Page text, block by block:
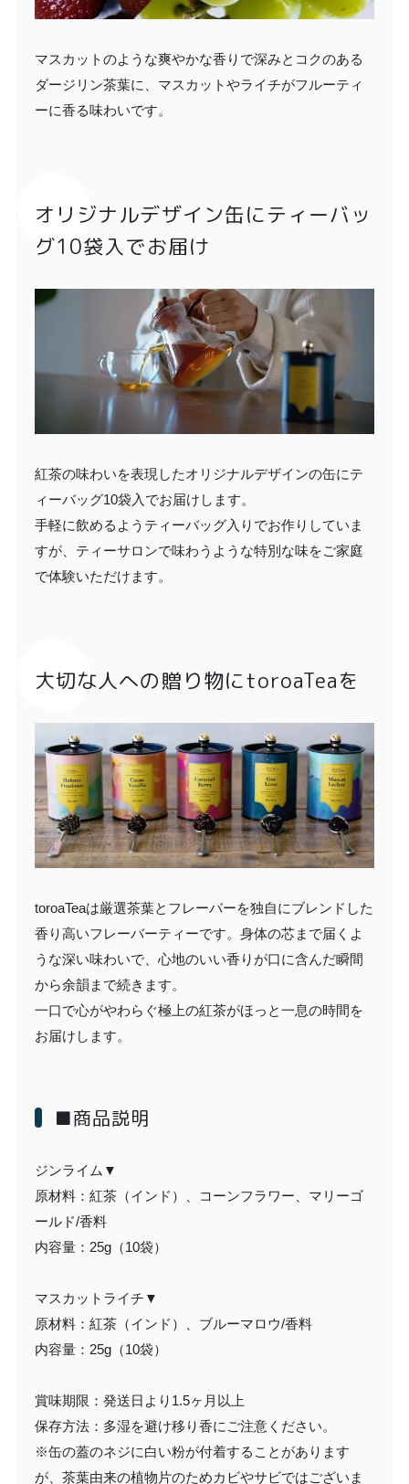
マスカットのような爽やかな香りで深みとコクのある
ダージリン茶葉に、マスカットやライチがフルーティ
ーに香る味わいです。
オリジナルデザイン缶にティーバッ
グ10袋入でお届け
紅茶の味わいを表現したオリジナルデザインの缶にテ
ィーバッグ10袋入でお届けします。
手軽に飲めるようティーバッグ入りでお作りしていま
すが、ティーサロンで味わうような特別な味をご家庭
で体験いただけます。
大切な人への贈り物にtoroaTeaを
toroaTeaは厳選茶葉とフレーバーを独自にブレンドした
香り高いフレーバーティーです。身体の芯まで届くよ
うな深い味わいで、心地のいい香りが口に含んだ瞬間
から余韻まで続きます。
一口で心がやわらぐ極上の紅茶がほっと一息の時間を
お届けします。
■商品説明
ジンライム▼
原材料：紅茶（インド）、コーンフラワー、マリーゴ
ールド/香料
内容量：25g（10袋）
マスカットライチ▼
原材料：紅茶（インド）、ブルーマロウ/香料
内容量：25g（10袋）
賞味期限：発送日より1.5ヶ月以上
保存方法：多湿を避け移り香にご注意ください。
※缶の蓋のネジに白い粉が付着することがあります
が、茶葉由来の植物片のためカビやサビではございま